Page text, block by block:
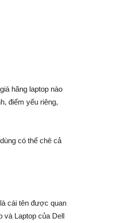
hãng laptop nào
điểm yếu riêng,
có thể chê cả
cái tên được quan
và Laptop của Dell